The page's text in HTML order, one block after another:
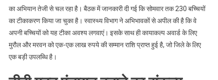
का अभियान तेजी से चल रहा है। बैठक में जानकारी दी गई कि सोमवार तक 230 बच्चियों
का टीकाकरण किया जा चुका है। स्वास्थ्य विभाग ने अभिभावकों से अपील की है कि वे
अपनी बच्चियों को यह टीका अवश्य लगवाएं। इसके साथ ही कायाकल्प अवार्ड के लिए
मुरौल और मरवन को एक-एक लाख रुपये की सम्मान राशि प्राप्त हुई है, जो जिले के लिए
एक बड़ी उपलब्धि है।